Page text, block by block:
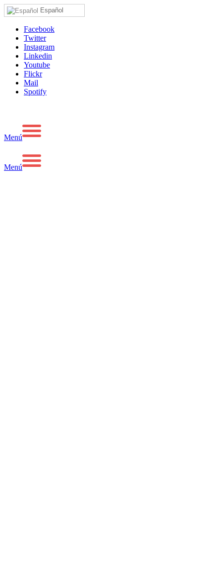
Español
Facebook
Twitter
Instagram
Linkedin
Youtube
Flickr
Mail
Spotify
Menú
Menú